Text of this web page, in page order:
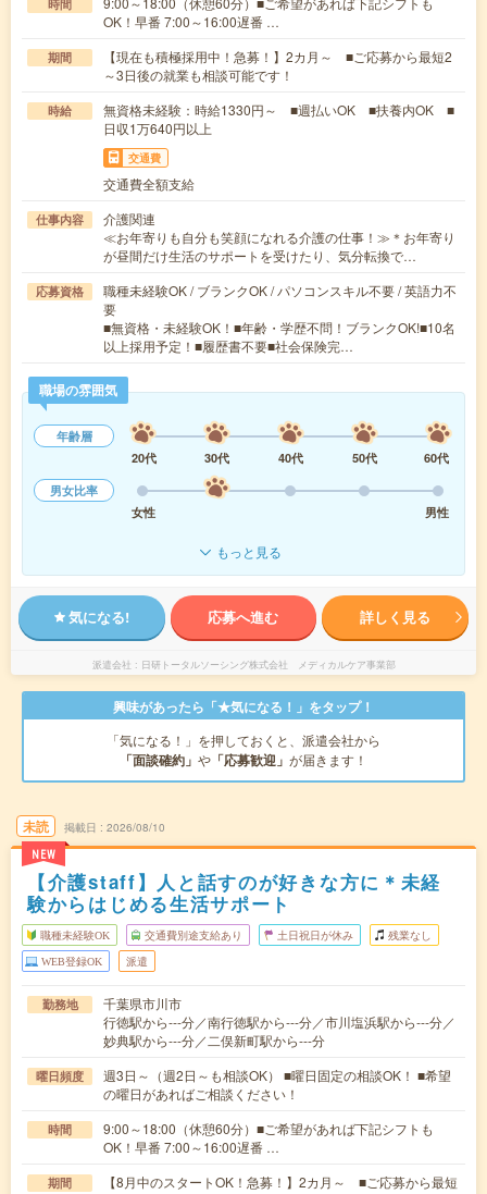
時間
OK！早番 7:00～16:00遅番 …
期間
【現在も積極採用中！急募！】2カ月～ ■ご応募から最短2
～3日後の就業も相談可能です！
時給
無資格未経験：時給1330円～ ■週払いOK ■扶養内OK ■
日収1万640円以上
交通費
交通費全額支給
仕事内容
介護関連
≪お年寄りも自分も笑顔になれる介護の仕事！≫＊お年寄り
が昼間だけ生活のサポートを受けたり、気分転換で…
応募資格
職種未経験OK / ブランクOK / パソコンスキル不要 / 英語力不
要
■無資格・未経験OK！■年齢・学歴不問！ブランクOK!■10名
以上採用予定！■履歴書不要■社会保険完…
職場の雰囲気
年齢層
20代
30代 40代 50代
60代
男女比率
女性
男性
もっと見る
気になる! 応募へ進む 詳しく見る
派遣会社 日研トータルソーシング株式会社 メディカルケア事業部
興味があったら「★気になる！」をタップ！
「気になる！」を押しておくと、派遣会社から
「面談確約」 や 「応募歓迎」 が届きます！
未読
NEW
掲載日 2026/08/10
【介護staff】人と話すのが好きな方に＊未経
験からはじめる生活サポート
職種未経験OK 交通費別途支給あり 土日祝日が休み 残業なし
WEB登録OK 派遣
勤務地
千葉県市川市
行徳駅から---分／南行徳駅から---分／市川塩浜駅から---分／
妙典駅から---分／二俣新町駅から---分
曜日頻度
週3日～（週2日～も相談OK） ■曜日固定の相談OK！ ■希望
の曜日があればご相談ください！
時間
9:00～18:00（休憩60分）■ご希望があれば下記シフトも
OK！早番 7:00～16:00遅番 …
期間
【8月中のスタートOK！急募！】2カ月～ ■ご応募から最短